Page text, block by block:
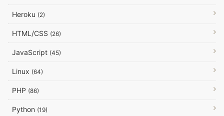
Heroku (2)
HTML/CSS (26)
JavaScript (45)
Linux (64)
PHP (86)
Python (19)